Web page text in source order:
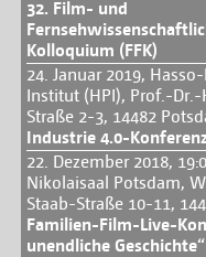
32. Film- und
Kolloquium (FFK)
24. Januar 2019,
Institut (HPI), Prof.-
Straße 2-3, 14482
Industrie 4.0-
22. Dezember 2018,
Nikolaisaal Potsdam,
Staab-Straße 10-11,
Familien-Film-Live-
unendliche Geschichte“